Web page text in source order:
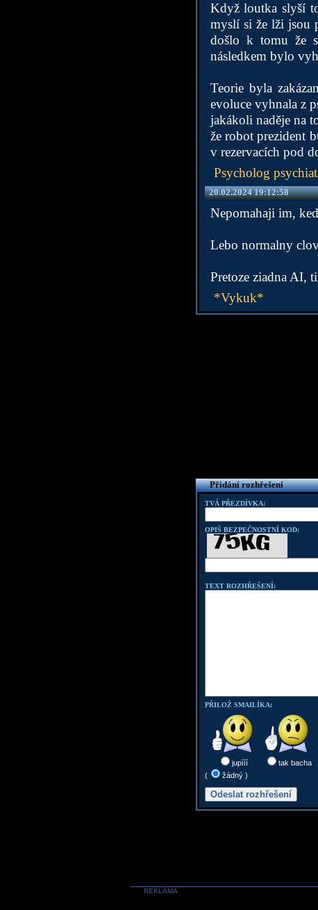
Když loutka slyší
myslí si že lži jsou
došlo k tomu že
následkem bylo
Teorie byla
evoluce vyhnala z
jakákoli naděje na
že robot prezident
v rezervacích pod
Psycholog
20.02.2024 19:12:58
Nepomahaji im,
Lebo normalny
Pretoze ziadna AI,
*Vykuk*
Přidání rozhřešení
TVÁ PŘEZDÍVKA:
OPIŠ BEZPEČNOSTNÍ KOD:
TEXT ROZHŘEŠENÍ:
PŘILOŽ SMAILÍKA:
jupííí tak bacha
(
žádný )
REKLAMA